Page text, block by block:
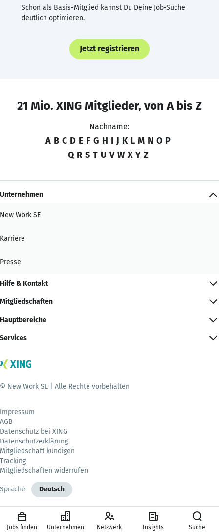
Schon als Basis-Mitglied kannst Du Deine Job-Suche
deutlich optimieren.
Jetzt registrieren
21 Mio. XING Mitglieder, von A bis Z
Nachname:
A B C D E F G H I J K L M N O P
Q R S T U V W X Y Z
Unternehmen
New Work SE
Karriere
Presse
Hilfe & Kontakt
Mitgliedschaften
Hauptbereiche
Services
© New Work SE | Alle Rechte vorbehalten
Impressum
AGB
Datenschutz bei XING
Datenschutzerklärung
Mitgliedschaft kündigen
Tracking
Mitgliedschaften widerrufen
Sprache Deutsch
Jobs finden Unternehmen Netzwerk Insights Suche